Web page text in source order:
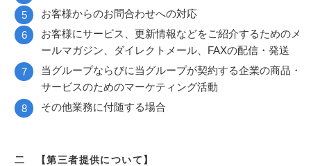
お客様からのお問合わせへの対応
お客様にサービス、更新情報などをご紹介するためのメ
ールマガジン、ダイレクトメール、FAXの配信・発送
当グループならびに当グループが契約する企業の商品・
サービスのためのマーケティング活動
その他業務に付随する場合
二 【第三者提供について】